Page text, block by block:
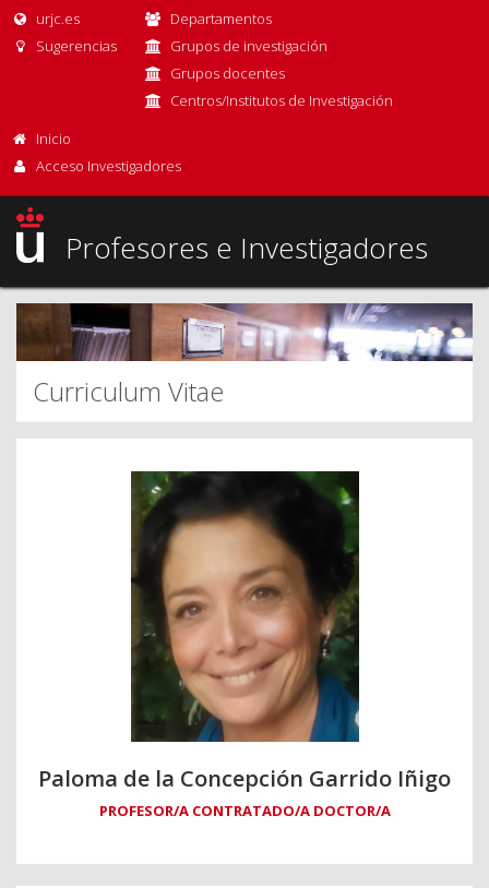
urjc.es
Sugerencias
Departamentos
Grupos de investigación
Grupos docentes
Centros/Institutos de Investigación
Inicio
Acceso Investigadores
Profesores e Investigadores
Curriculum Vitae
Paloma de la Concepción Garrido Iñigo
PROFESOR/A CONTRATADO/A DOCTOR/A